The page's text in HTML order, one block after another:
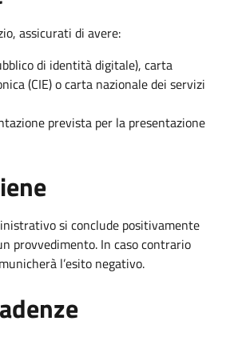
assicurati di avere:
di identità digitale), carta
(CIE) o carta nazionale dei servizi
prevista per la presentazione
si conclude positivamente
provvedimento. In caso contrario
l’esito negativo.